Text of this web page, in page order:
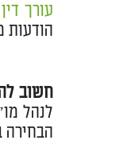
עורך
הודעות
חשוב
לנהל
הבחירה